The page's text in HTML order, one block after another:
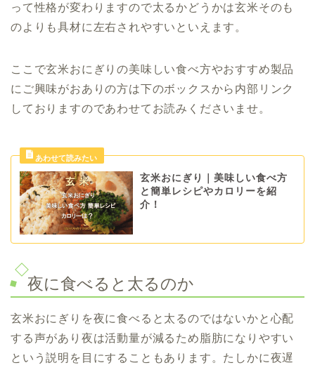
って性格が変わりますので太るかどうかは玄米そのも
のよりも具材に左右されやすいといえます。
ここで玄米おにぎりの美味しい食べ方やおすすめ製品
にご興味がおありの方は下のボックスから内部リンク
しておりますのであわせてお読みくださいませ。
玄米おにぎり｜美味しい食べ方
と簡単レシピやカロリーを紹
介！
夜に食べると太るのか
玄米おにぎりを夜に食べると太るのではないかと心配
する声があり夜は活動量が減るため脂肪になりやすい
という説明を目にすることもあります。たしかに夜遅